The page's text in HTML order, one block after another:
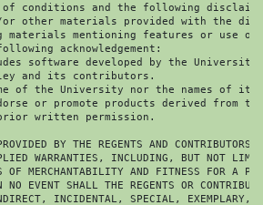
conditions and the following
or other materials provided with the
mentioning features or use of
acknowledgement:
software developed by the University
and its contributors.
of the University nor the names of its
or promote products derived from
written permission.
BY THE REGENTS AND
WARRANTIES, INCLUDING, BUT NOT
MERCHANTABILITY AND FITNESS FOR A
EVENT SHALL THE REGENTS OR
INCIDENTAL, SPECIAL, EXEMPLARY,